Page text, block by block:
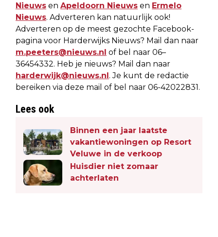
Nieuws en Apeldoorn Nieuws en Ermelo
Nieuws. Adverteren kan natuurlijk ook!
Adverteren op de meest gezochte Facebook-
pagina voor Harderwijks Nieuws? Mail dan naar
m.peeters@nieuws.nl of bel naar 06–
36454332. Heb je nieuws? Mail dan naar
harderwijk@nieuws.nl. Je kunt de redactie
bereiken via deze mail of bel naar 06-42022831.
Lees ook
Binnen een jaar laatste
vakantiewoningen op Resort
Veluwe in de verkoop
Huisdier niet zomaar
achterlaten